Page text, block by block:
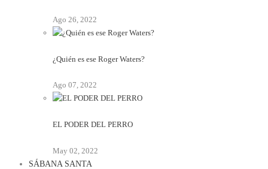
Ago 26, 2022
¿Quién es ese Roger Waters?
Ago 07, 2022
EL PODER DEL PERRO
May 02, 2022
SÁBANA SANTA